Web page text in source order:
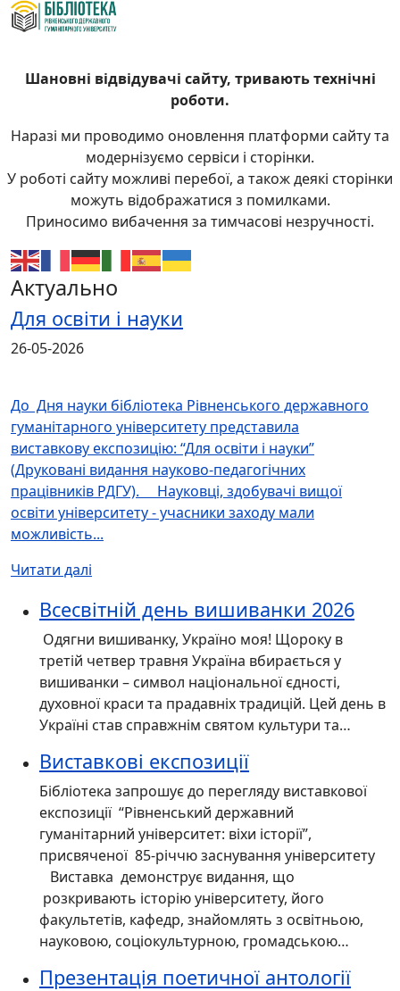
Шановні відвідувачі сайту, тривають технічні
роботи.
Наразі ми проводимо оновлення платформи сайту та
модернізуємо сервіси і сторінки.
У роботі сайту можливі перебої, а також деякі сторінки
можуть відображатися з помилками.
Приносимо вибачення за тимчасові незручності.
Актуально
Для освіти і науки
26-05-2026
До Дня науки бібліотека Рівненського державного
гуманітарного університету представила
виставкову експозицію: “Для освіти і науки”
(Друковані видання науково-педагогічних
працівників РДГУ). Науковці, здобувачі вищої
освіти університету - учасники заходу мали
можливість...
Читати далі
Всесвітній день вишиванки 2026
Одягни вишиванку, Україно моя! Щороку в
третій четвер травня Україна вбирається у
вишиванки – символ національної єдності,
духовної краси та прадавніх традицій. Цей день в
Україні став справжнім святом культури та…
Виставкові експозиції
Бібліотека запрошує до перегляду виставкової
експозиції “Рівненський державний
гуманітарний університет: віхи історії”,
присвяченої 85-річчю заснування університету
Виставка демонструє видання, що
розкривають історію університету, його
факультетів, кафедр, знайомлять з освітньою,
науковою, соціокультурною, громадською…
Презентація поетичної антології